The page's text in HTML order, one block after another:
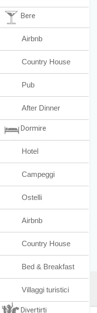
Bere
Airbnb
Country House
Pub
After Dinner
Dormire
Hotel
Campeggi
Ostelli
Airbnb
Country House
Bed & Breakfast
Villaggi turistici
Divertirti